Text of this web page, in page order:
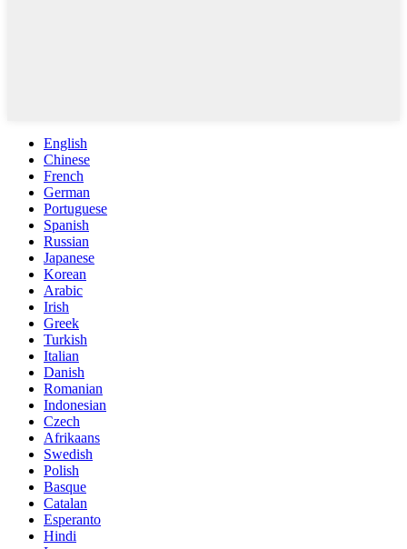
English
Chinese
French
German
Portuguese
Spanish
Russian
Japanese
Korean
Arabic
Irish
Greek
Turkish
Italian
Danish
Romanian
Indonesian
Czech
Afrikaans
Swedish
Polish
Basque
Catalan
Esperanto
Hindi